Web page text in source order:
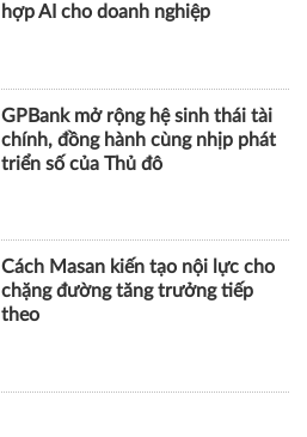
hợp AI cho doanh nghiệp
GPBank mở rộng hệ sinh thái tài
chính, đồng hành cùng nhịp phát
triển số của Thủ đô
Cách Masan kiến tạo nội lực cho
chặng đường tăng trưởng tiếp
theo